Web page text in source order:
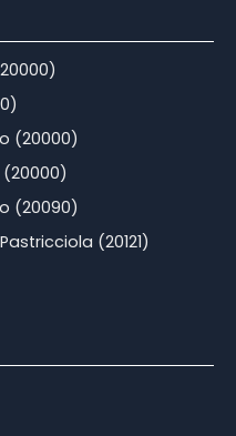
(20000)
(20090)
(20121)